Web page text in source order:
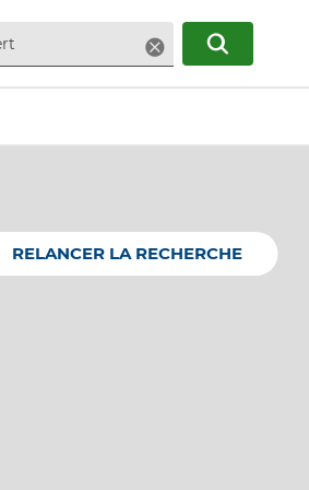
Supprimer
RELANCER LA RECHERCHE